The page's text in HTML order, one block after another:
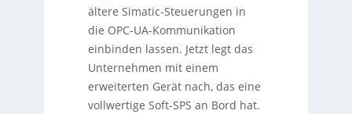
ältere Simatic-Steuerungen in
die OPC-UA-Kommunikation
einbinden lassen. Jetzt legt das
Unternehmen mit einem
erweiterten Gerät nach, das eine
vollwertige Soft-SPS an Bord hat.